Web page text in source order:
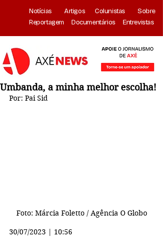
Notícias Artigos Colunistas
Sobre
Reportagem
Documentários Entrevistas
Umbanda, a minha melhor escolha!
Por: Pai Sid
Foto: Márcia Foletto / Agência O Globo
30/07/2023 | 10:56